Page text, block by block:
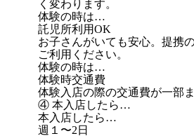
く変わります。
体験の時は…
託児所利用OK
お子さんがいても安心。提携
ご利用ください。
体験の時は…
体験時交通費
体験入店の際の交通費が一部
④ 本入店したら…
本入店したら…
週１〜2日